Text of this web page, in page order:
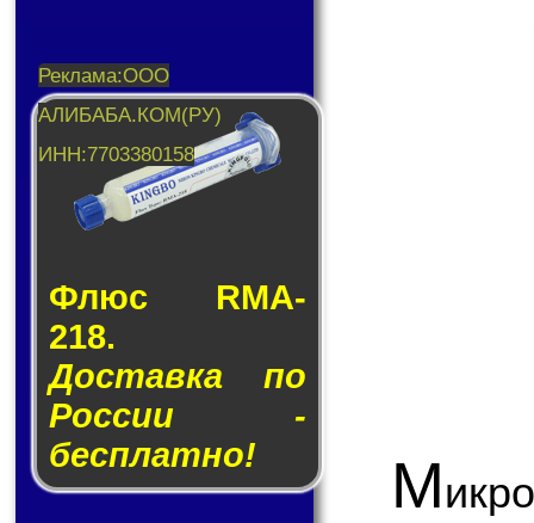
Флюс RMA-
218.
Доставка по
России -
бесплатно!
М